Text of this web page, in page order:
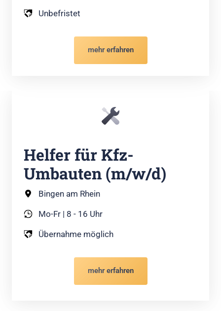
Unbefristet
mehr erfahren
Helfer für Kfz-
Umbauten (m/w/d)
Bingen am Rhein
Mo-Fr | 8 - 16 Uhr
Übernahme möglich
mehr erfahren